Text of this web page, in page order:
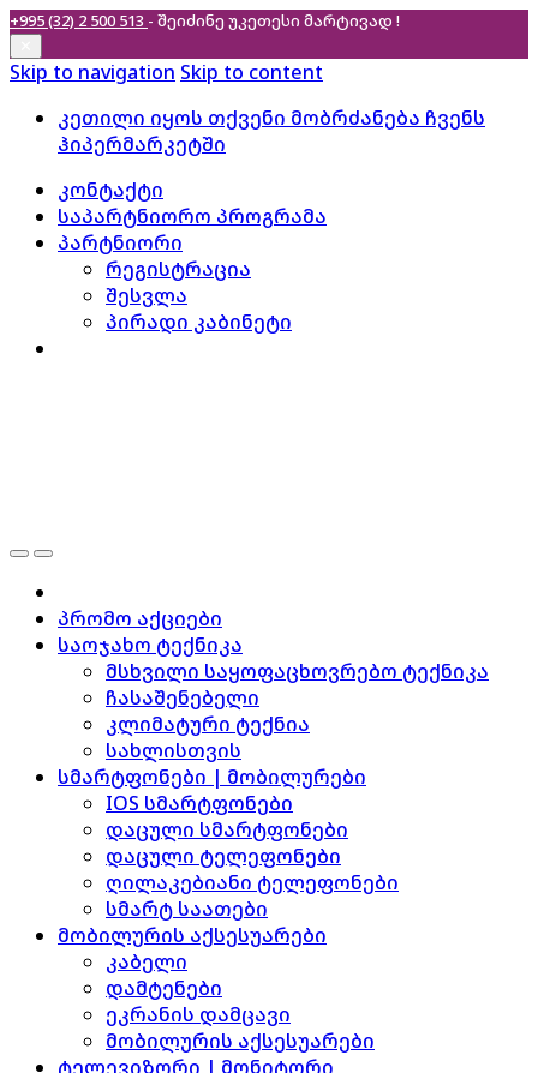
+995 (32) 2 500 513 - შეიძინე უკეთესი მარტივად !
Skip to navigation Skip to content
კეთილი იყოს თქვენი მობრძანება ჩვენს
ჰიპერმარკეტში
კონტაქტი
საპარტნიორო პროგრამა
პარტნიორი
რეგისტრაცია
შესვლა
პირადი კაბინეტი
პრომო აქციები
საოჯახო ტექნიკა
მსხვილი საყოფაცხოვრებო ტექნიკა
ჩასაშენებელი
კლიმატური ტექნია
სახლისთვის
სმარტფონები | მობილურები
IOS სმარტფონები
დაცული სმარტფონები
დაცული ტელეფონები
ღილაკებიანი ტელეფონები
სმარტ საათები
მობილურის აქსესუარები
კაბელი
დამტენები
ეკრანის დამცავი
მობილურის აქსესუარები
ტელევიზორი | მონიტორი